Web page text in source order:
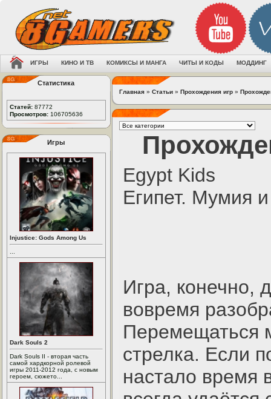
ИГРЫ КИНО И ТВ КОМИКСЫ И МАНГА ЧИТЫ И КОДЫ МОДДИНГ
Статистика
Статей: 87772
Просмотров: 106705636
Игры
Injustice: Gods Among Us
Dark Souls 2
Dark Souls II - вторая часть
самой хардкорной ролевой
игры 2011-2012 года, с новым
героем, сюжето...
Главная » Статьи » Прохождения игр »
Egypt Kids
Египет. Мумия
Игра, конечно,
вовремя
Перемещаться
стрелка. Если
настало время